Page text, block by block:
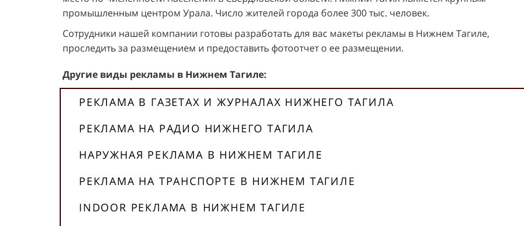
промышленным центром Урала. Число жителей города более 300 тыс. человек.
Сотрудники нашей компании готовы разработать для вас макеты рекламы в Нижнем Тагиле,
проследить за размещением и предоставить фотоотчет о ее размещении.
Другие виды рекламы в Нижнем Тагиле:
РЕКЛАМА В ГАЗЕТАХ И ЖУРНАЛАХ НИЖНЕГО ТАГИЛА
РЕКЛАМА НА РАДИО НИЖНЕГО ТАГИЛА
НАРУЖНАЯ РЕКЛАМА В НИЖНЕМ ТАГИЛЕ
РЕКЛАМА НА ТРАНСПОРТЕ В НИЖНЕМ ТАГИЛЕ
INDOOR РЕКЛАМА В НИЖНЕМ ТАГИЛЕ